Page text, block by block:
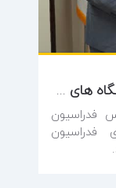
انتصاب سرپرست کمیته امور باشگاه های فدراسیون ورزشهای همگانی
فدراسیون
فدراسیون